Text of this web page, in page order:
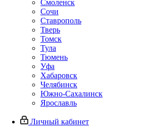
Смоленск
Сочи
Ставрополь
Тверь
Томск
Тула
Тюмень
Уфа
Хабаровск
Челябинск
Южно-Сахалинск
Ярославль
Личный кабинет